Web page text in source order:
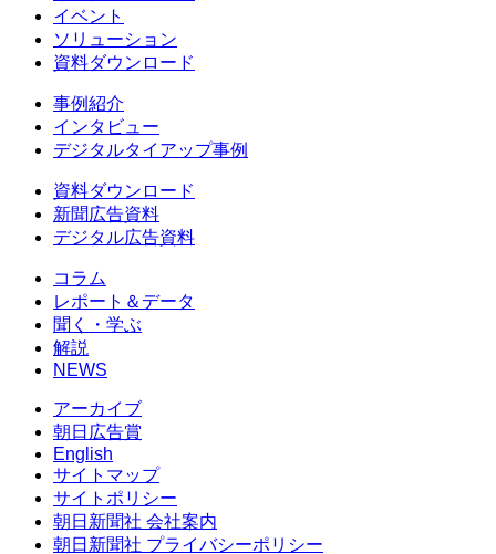
イベント
ソリューション
資料ダウンロード
事例紹介
インタビュー
デジタルタイアップ事例
資料ダウンロード
新聞広告資料
デジタル広告資料
コラム
レポート＆データ
聞く・学ぶ
解説
NEWS
アーカイブ
朝日広告賞
English
サイトマップ
サイトポリシー
朝日新聞社 会社案内
朝日新聞社 プライバシーポリシー